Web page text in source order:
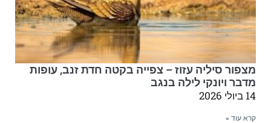
מצפור סיליה עזוז – צפייה בקטה חדת זנב, עופות
מדבר ויונקי לילה בנגב
14 ביולי 2026
קרא עוד »